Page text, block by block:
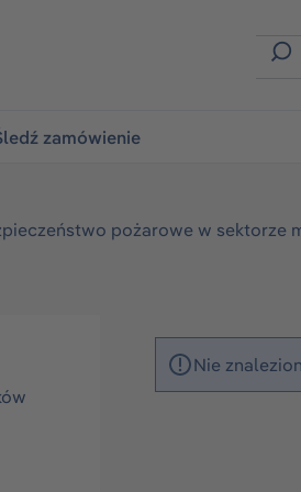
zamówienie
pożarowe w sektorze
Nie